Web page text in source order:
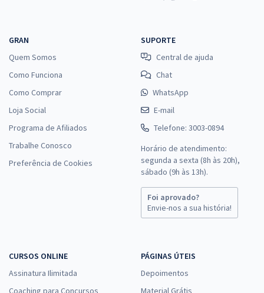
GRAN
Quem Somos
Como Funciona
Como Comprar
Loja Social
Programa de Afiliados
Trabalhe Conosco
Preferência de Cookies
SUPORTE
Central de ajuda
Chat
WhatsApp
E-mail
Telefone: 3003-0894
Horário de atendimento:
segunda a sexta (8h às 20h),
sábado (9h às 13h).
Foi aprovado?
Envie-nos a sua história!
CURSOS ONLINE
Assinatura Ilimitada
Coaching para Concursos
PÁGINAS ÚTEIS
Depoimentos
Material Grátis